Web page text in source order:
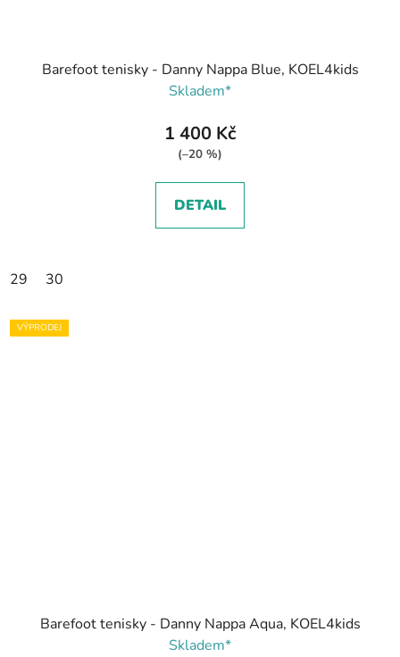
Barefoot tenisky - Danny Nappa Blue, KOEL4kids
Skladem*
1 400 Kč
(–20 %)
DETAIL
29 30
VÝPRODEJ
Barefoot tenisky - Danny Nappa Aqua, KOEL4kids
Skladem*